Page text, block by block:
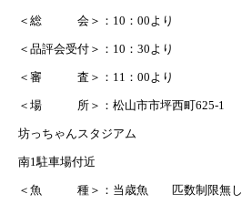
＜総 会＞：10：00より
＜品評会受付＞：10：30より
＜審 査＞：11：00より
＜場 所＞：松山市市坪西町625-1
坊っちゃんスタジアム
南1駐車場付近
＜魚 種＞：当歳魚 匹数制限無し